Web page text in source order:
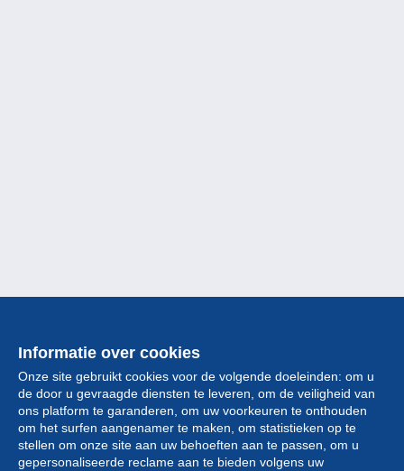
Informatie over cookies
Onze site gebruikt cookies voor de volgende doeleinden: om u
de door u gevraagde diensten te leveren, om de veiligheid van
ons platform te garanderen, om uw voorkeuren te onthouden
om het surfen aangenamer te maken, om statistieken op te
stellen om onze site aan uw behoeften aan te passen, om u
gepersonaliseerde reclame aan te bieden volgens uw